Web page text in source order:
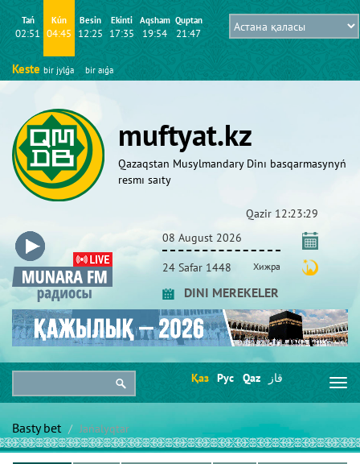
Tań
02:51
Kún
04:45
Besіn
12:25
Ekіntі
17:35
Aqsham
19:54
Quptan
21:47
Keste bіr jylǵa bіr aıǵa
muftyat.kz
Qazaqstan Musylmandary Dіnı basqarmasynyń
resmı saıty
Qazіr 12:23:29
08 August 2026
24 Safar 1448 Хижра
DINI MEREKELER
Қаз Рус Qaz قاز
Basty bet Jańalyqtar